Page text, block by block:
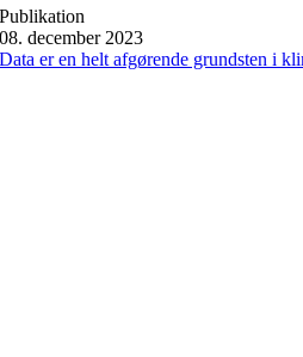
Publikation
08. december 2023
Data er en helt afgørende grundsten i